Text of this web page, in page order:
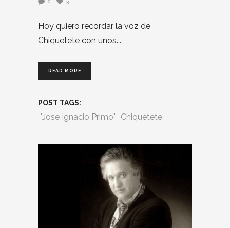
0 3
Hoy quiero recordar la voz de
Chiquetete con unos
READ MORE
POST TAGS:
"Jose Ignacio Primo" Chiquetete